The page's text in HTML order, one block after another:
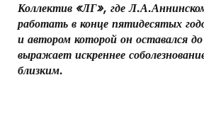
Коллектив «ЛГ», где
работать в конце пятидесятых
и автором которой он оставался
выражает искреннее
близким.